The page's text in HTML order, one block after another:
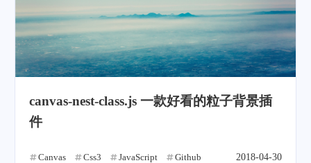
canvas-nest-class.js 一款好看的粒子背景插
件
Canvas Css3 JavaScript Github 2018-04-30